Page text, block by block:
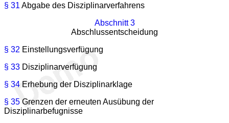
§ 31 Abgabe des Disziplinarverfahrens
Abschnitt 3
Abschlussentscheidung
§ 32 Einstellungsverfügung
§ 33 Disziplinarverfügung
§ 34 Erhebung der Disziplinarklage
§ 35 Grenzen der erneuten Ausübung der
Disziplinarbefugnisse